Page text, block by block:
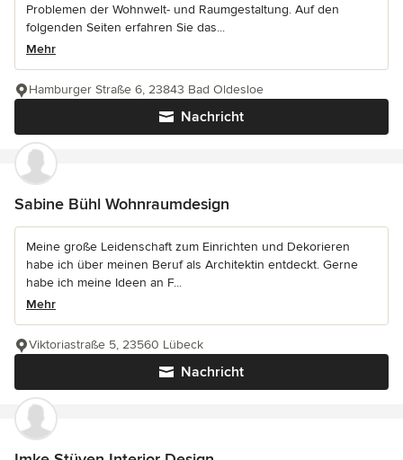
Problemen der Wohnwelt- und Raumgestaltung. Auf den
folgenden Seiten erfahren Sie das...
Mehr
Nachricht
Hamburger Straße 6, 23843 Bad Oldesloe
Sabine Bühl Wohnraumdesign
Meine große Leidenschaft zum Einrichten und Dekorieren
habe ich über meinen Beruf als Architektin entdeckt. Gerne
habe ich meine Ideen an F...
Mehr
Nachricht
Viktoriastraße 5, 23560 Lübeck